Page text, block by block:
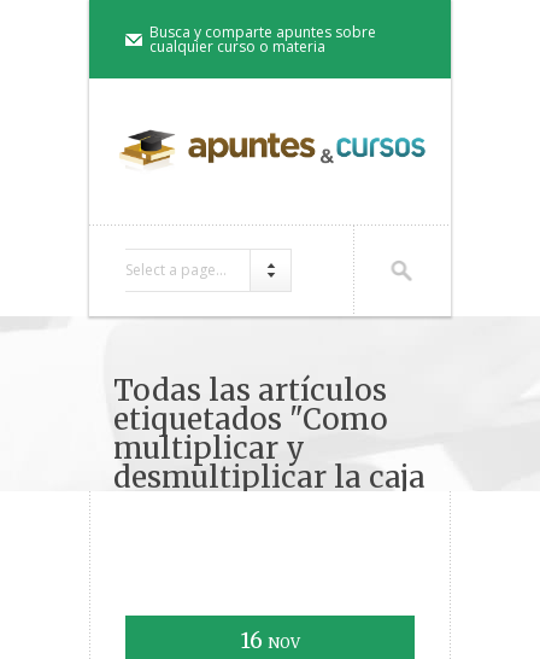
Busca y comparte apuntes sobre
cualquier curso o materia
Select a page...
Todas las artículos
etiquetados "Como
multiplicar y
desmultiplicar la caja
16 NOV